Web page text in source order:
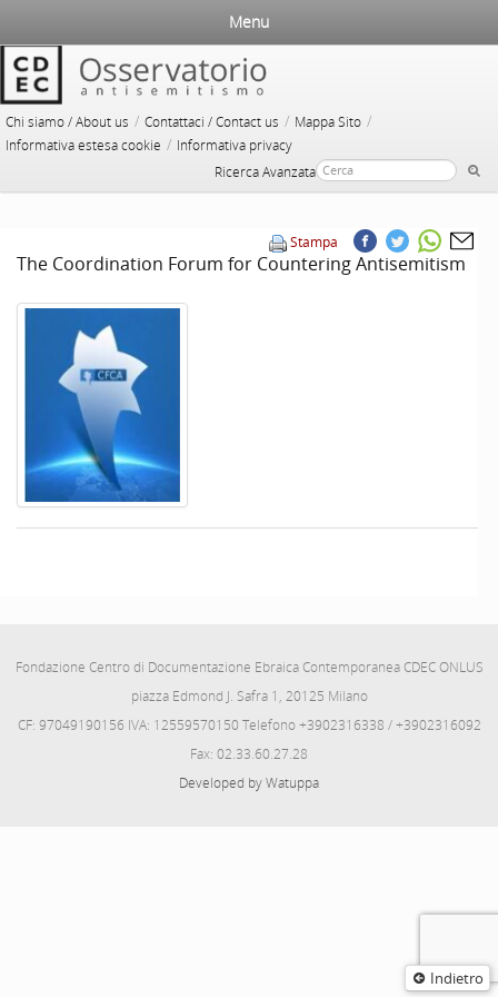
Chi siamo / About us / Contattaci / Contact us / Mappa Sito /
Informativa estesa cookie / Informativa privacy
Ricerca Avanzata
Menu
Indietro
Stampa
The Coordination Forum for Countering Antisemitism
Fondazione Centro di Documentazione Ebraica Contemporanea CDEC ONLUS
piazza Edmond J. Safra 1, 20125 Milano
CF: 97049190156 IVA: 12559570150 Telefono +3902316338 / +3902316092
Fax: 02.33.60.27.28
Developed by Watuppa